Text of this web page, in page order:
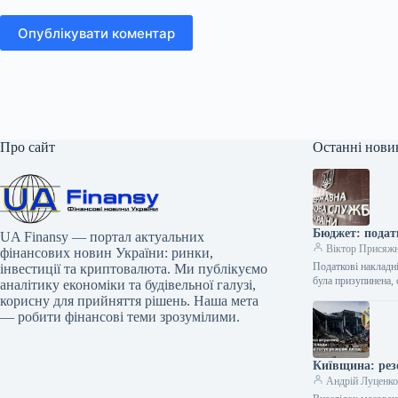
Опублікувати коментар
Про сайт
UA Finansy — портал актуальних
фінансових новин України: ринки,
інвестиції та криптовалюта. Ми публікуємо
аналітику економіки та будівельної галузі,
корисну для прийняття рішень. Наша мета
— робити фінансові теми зрозумілими.
Останні
Бюджет:
Віктор
Податкові
була
Київщина:
Андрій Луценко